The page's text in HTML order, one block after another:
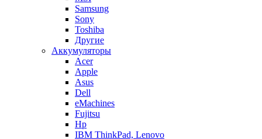
Samsung
Sony
Toshiba
Другие
Аккумуляторы
Acer
Apple
Asus
Dell
eMachines
Fujitsu
Hp
IBM ThinkPad, Lenovo